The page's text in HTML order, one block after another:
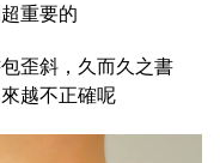
重要的
歪斜，久而久之書
越不正確呢